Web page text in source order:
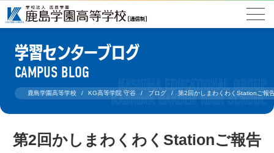
学習センターブログ
CAMPUS BLOG
鹿島学園高等学校 KG高等学院 守谷 ブログ 第2回かしまわくわくStationご報
第2回かしまわくわくStationご報告